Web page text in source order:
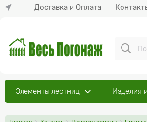
Доставка и Оплата
Элементы лестниц Изделия